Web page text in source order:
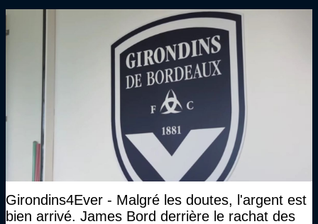
Girondins4Ever - Malgré les doutes, l'argent est
bien arrivé. James Bord derrière le rachat des